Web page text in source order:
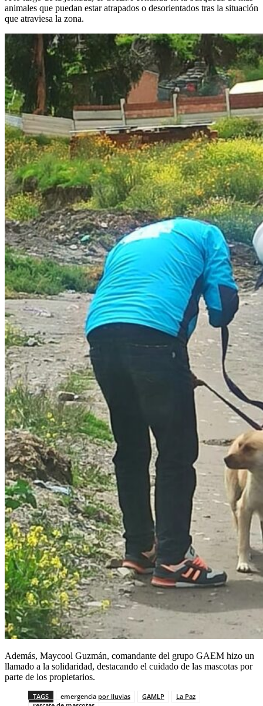
animales que puedan estar atrapados o desorientados tras la situación
que atraviesa la zona.
Además, Maycool Guzmán, comandante del grupo GAEM hizo un
llamado a la solidaridad, destacando el cuidado de las mascotas por
parte de los propietarios.
TAGS emergencia por lluvias GAMLP
La Paz